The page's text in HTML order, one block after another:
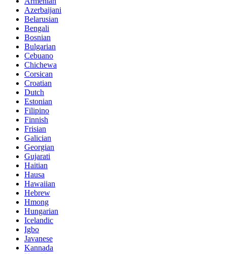
Azerbaijani
Belarusian
Bengali
Bosnian
Bulgarian
Cebuano
Chichewa
Corsican
Croatian
Dutch
Estonian
Filipino
Finnish
Frisian
Galician
Georgian
Gujarati
Haitian
Hausa
Hawaiian
Hebrew
Hmong
Hungarian
Icelandic
Igbo
Javanese
Kannada